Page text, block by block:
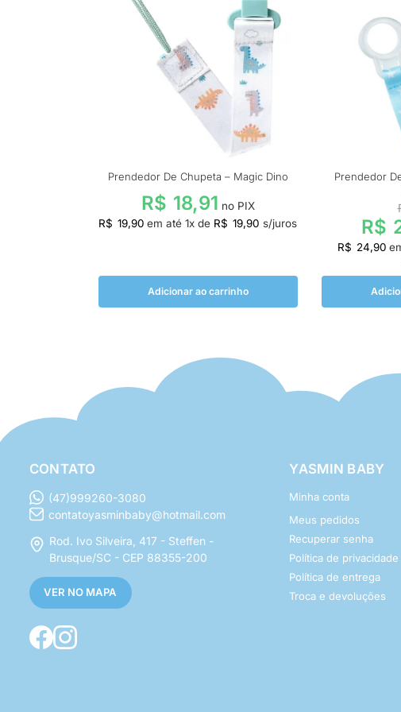
Prendedor De Chupeta – Magic Dino
R$ 18,91 no PIX
R$ 19,90 em até1x de R$ 19,90 s/juros
Adicionar ao carrinho
Prendedor
R$
R$ 24,90
CONTATO
(47)999260-3080
contatoyasminbaby@hotmail.com
Rod. Ivo Silveira, 417 - Steffen -
Brusque/SC - CEP 88355-200
VER NO MAPA
YASMIN BABY
Minha conta
Meus pedidos
Recuperar senha
Política de privacidade
Política de entrega
Troca e devoluções